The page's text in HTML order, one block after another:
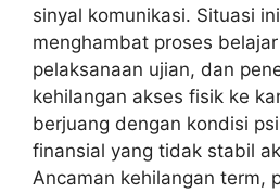
sinyal komunikasi. Situasi
menghambat proses
pelaksanaan ujian, dan
kehilangan akses fisik ke
berjuang dengan kondisi
finansial yang tidak stabil
Ancaman kehilangan term,